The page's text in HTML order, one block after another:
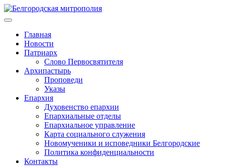
Главная
Новости
Патриарх
Слово Первосвятителя
Архипастырь
Проповеди
Указы
Епархия
Духовенство епархии
Епархиальные отделы
Епархиальное управление
Карта социального служения
Новомученики и исповедники Белгородские
Политика конфиденциальности
Контакты